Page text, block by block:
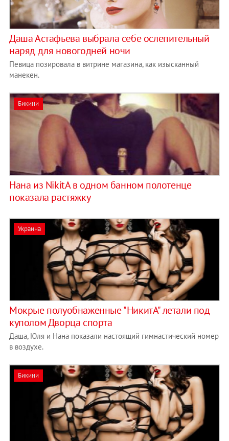
Даша Астафьева выбрала себе ослепительный
наряд для новогодней ночи
Певица позировала в витрине магазина, как изысканный
манекен.
Бикини
Нана из NikitA в одном банном полотенце
показала растяжку
Украина
Мокрые полуобнаженные "НикитА" летали под
куполом Дворца спорта
Даша, Юля и Нана показали настоящий гимнастический номер
в воздухе.
Бикини